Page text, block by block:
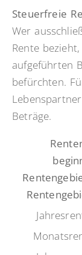
Steuerfreie
Wer
Rente
aufgeführten
befürchten.
Beträge.